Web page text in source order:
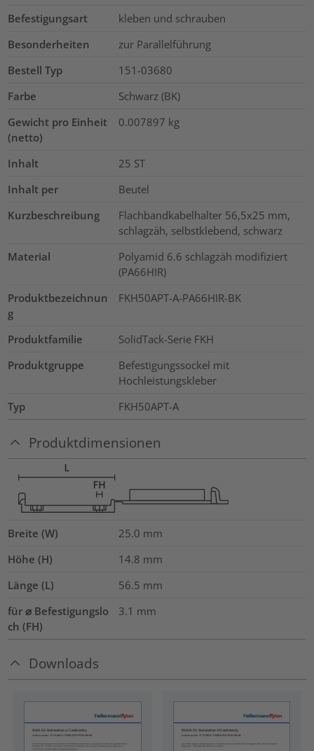
Befestigungsart
kleben und schrauben
Besonderheiten
zur Parallelführung
Bestell Typ
151-03680
Farbe
Schwarz (BK)
Gewicht pro Einheit
(netto)
0.007897 kg
Inhalt 25 ST
Inhalt per
Beutel
Kurzbeschreibung
Flachbandkabelhalter 56,5x25 mm,
schlagzäh, selbstklebend, schwarz
Material
Polyamid 6.6 schlagzäh modifiziert
(PA66HIR)
Produktbezeichnun
g
FKH50APT-A-PA66HIR-BK
Produktfamilie
SolidTack-Serie FKH
Produktgruppe
Befestigungssockel mit
Hochleistungskleber
Typ
FKH50APT-A
Produktdimensionen
Breite (W) 25.0 mm
Höhe (H)
14.8 mm
Länge (L)
56.5 mm
für ⌀ Befestigungslo
ch (FH)
3.1 mm
Downloads